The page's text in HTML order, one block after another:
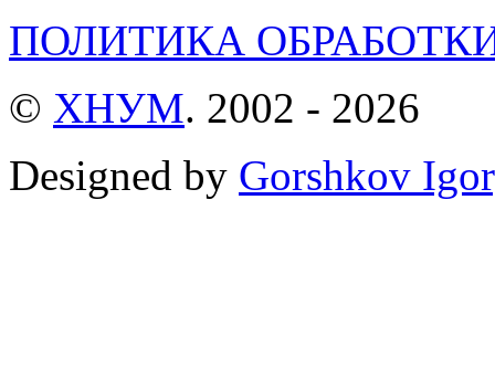
ПОЛИТИКА
© ХНУМ. 2002 - 2026
Designed by Gorshkov Igor